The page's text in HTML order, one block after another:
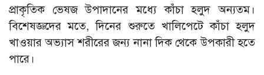
প্রাকৃতিক ভেষজ উপাদানের মধ্যে কাঁচা হলুদ অন্যতম।
বিশেষজ্ঞদের মতে, দিনের শুরুতে খালিপেটে কাঁচা হলুদ
খাওয়ার অভ্যাস শরীরের জন্য নানা দিক থেকে উপকারী হতে
পারে।